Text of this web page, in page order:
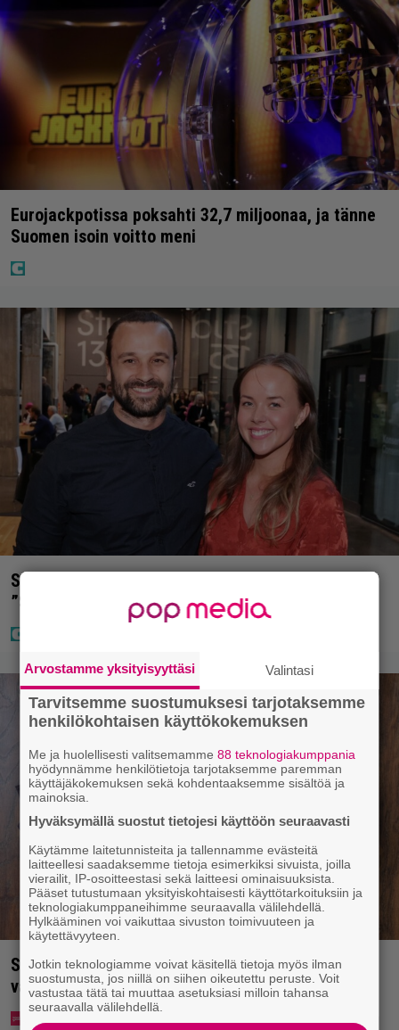
Eurojackpotissa poksahti 32,7 miljoonaa, ja tänne
Suomen isoin voitto meni
Sara ja Mikko Parikka etsivät uutta kotia –
”Seuraavaan kotiin tämmöinen”
Syötkö perunoita näin? Tutkijat löysivät yhteyden
vakavaan kansansairauteen
Arvostamme yksityisyyttäsi Valintasi
Tarvitsemme suostumuksesi tarjotaksemme
henkilökohtaisen käyttökokemuksen
Me ja huolellisesti valitsemamme88 teknologiakumppania
hyödynnämme henkilötietoja tarjotaksemme paremman
käyttäjäkokemuksen sekä kohdentaaksemme sisältöä ja
mainoksia.
Hyväksymällä suostut tietojesi käyttöön seuraavasti
Käytämme laitetunnisteita ja tallennamme evästeitä
laitteellesi saadaksemme tietoja esimerkiksi sivuista, joilla
vierailit, IP-osoitteestasi sekä laitteesi ominaisuuksista.
Pääset tutustumaan yksityiskohtaisesti käyttötarkoituksiin ja
teknologiakumppaneihimme seuraavalla välilehdellä.
Hylkääminen voi vaikuttaa sivuston toimivuuteen ja
käytettävyyteen.
Jotkin teknologiamme voivat käsitellä tietoja myös ilman
suostumusta, jos niillä on siihen oikeutettu peruste. Voit
vastustaa tätä tai muuttaa asetuksiasi milloin tahansa
seuraavalla välilehdellä.